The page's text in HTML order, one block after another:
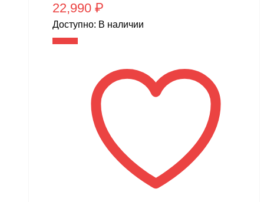
22,990 ₽
Доступно: В наличии